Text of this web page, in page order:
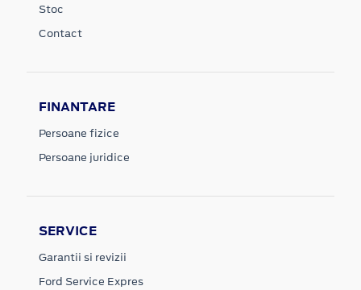
Stoc
Contact
FINANTARE
Persoane fizice
Persoane juridice
SERVICE
Garantii si revizii
Ford Service Expres